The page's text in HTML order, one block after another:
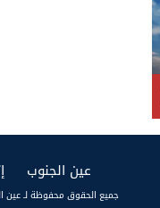
عين الجنوب
جميع الحقوق محفوظة لـ عين